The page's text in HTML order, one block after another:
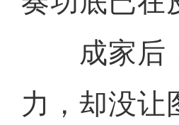
成家后，
力，却没让